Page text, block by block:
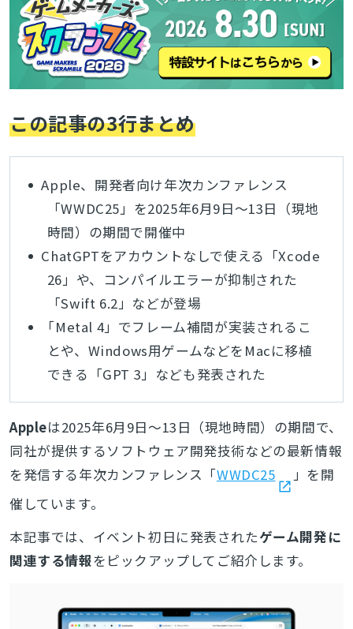
この記事の3行まとめ
Apple、開発者向け年次カンファレンス
「WWDC25」を2025年6月9日～13日（現地
時間）の期間で開催中
ChatGPTをアカウントなしで使える「Xcode
26」や、コンパイルエラーが抑制された
「Swift 6.2」などが登場
「Metal 4」でフレーム補間が実装されるこ
とや、Windows用ゲームなどをMacに移植
できる「GPT 3」なども発表された
Appleは2025年6月9日～13日（現地時間）の期間で、
同社が提供するソフトウェア開発技術などの最新情報
を発信する年次カンファレンス「WWDC25
」を開
催しています。
本記事では、イベント初日に発表されたゲーム開発に
関連する情報をピックアップしてご紹介します。